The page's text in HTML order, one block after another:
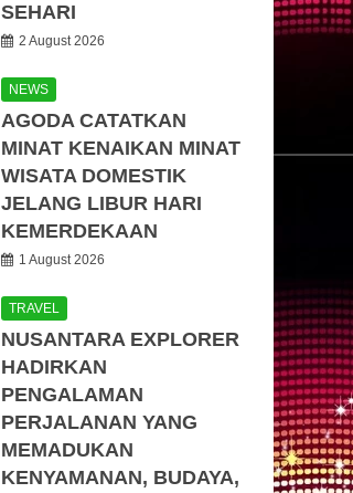
SEHARI
2 August 2026
NEWS
AGODA CATATKAN
MINAT KENAIKAN MINAT
WISATA DOMESTIK
JELANG LIBUR HARI
KEMERDEKAAN
1 August 2026
TRAVEL
NUSANTARA EXPLORER
HADIRKAN
PENGALAMAN
PERJALANAN YANG
MEMADUKAN
KENYAMANAN, BUDAYA,